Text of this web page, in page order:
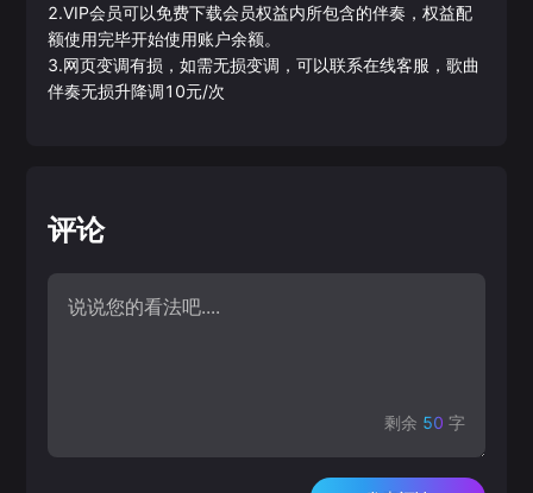
2.VIP会员可以免费下载会员权益内所包含的伴奏，权益配
额使用完毕开始使用账户余额。
3.网页变调有损，如需无损变调，可以联系在线客服，歌曲
伴奏无损升降调10元/次
评论
剩余 50 字